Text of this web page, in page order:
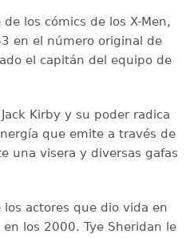
los cómics de los X-Men,
en el número original de
el capitán del equipo de
Kirby y su poder radica
que emite a través de
una visera y diversas gafas
los actores que dio vida en
los 2000. Tye Sheridan le